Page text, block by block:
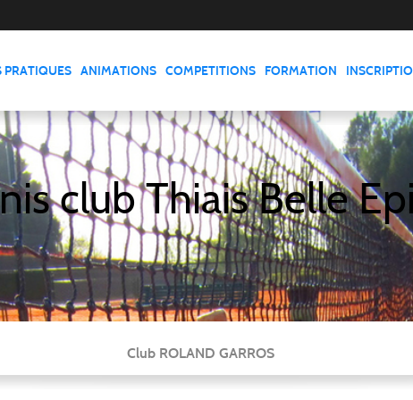
PRATIQUES ANIMATIONS COMPETITIONS FORMATION
club Thiais Belle
Club ROLAND GARROS